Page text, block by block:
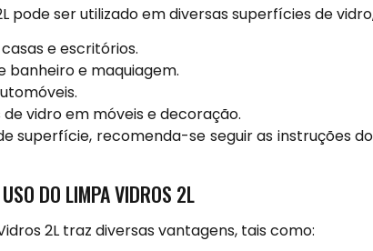
pode ser utilizado em diversas superfícies de
e escritórios.
banheiro e maquiagem.
vidro em móveis e decoração.
superfície, recomenda-se seguir as instruções
DO LIMPA VIDROS 2L
2L traz diversas vantagens, tais como: